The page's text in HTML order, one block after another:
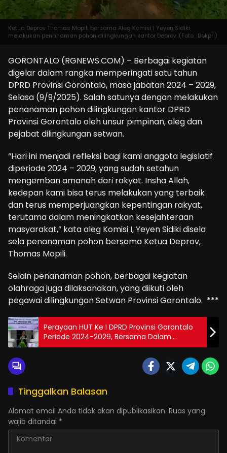
Ketua Deprov Thomas Mopili bersama Aleg Komisi I Yeyen Sidiki
melakukan penanaman pohon dilingkungan kantor Deprov. (Foto : Dokpri)
GORONTALO (RGNEWS.COM) – Berbagai kegiatan
digelar dalam rangka memperingati satu tahun
DPRD Provinsi Gorontalo, masa jabatan 2024 – 2029,
Selasa (9/9/2025). Salah satunya dengan melakukan
penanaman pohon dilingkungan kantor DPRD
Provinsi Gorontalo oleh unsur pimpinan, aleg dan
pejabat dilingkungan setwan.
“Hari ini menjadi refleksi bagi kami anggota legislatif
diperiode 2024 – 2029, yang sudah setahun
mengemban amanah dari rakyat. Insha Allah,
kedepan kami bisa terus melakukan yang terbaik
dan terus memperjuangkan kepentingan rakyat,
terutama dalam meningkatkan kesejahteraan
masyarakat,” kata aleg Komisi I, Yeyen Sidiki disela
sela penanaman pohon bersama Ketua Deprov,
Thomas Mopili.
Selain penanaman pohon, berbagai kegiatan
olahraga juga dilaksanakan, yang diikuti oleh
pegawai dilingkungan Setwan Provinsi Gorontalo. ***
Perayaan HUT Ke I DPRD Provinsi Gorontalo
Periode 2024-2029, Bersama Dalam
Kesederhanaan
Tinggalkan Balasan
Alamat email Anda tidak akan dipublikasikan. Ruas yang
wajib ditandai *